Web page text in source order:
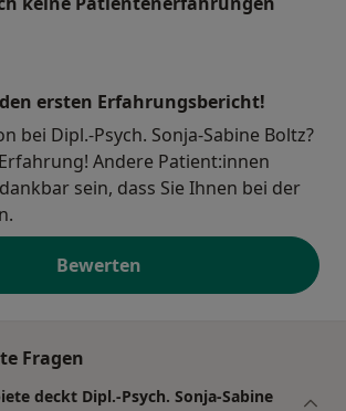
ersten Erfahrungsbericht!
bei Dipl.-Psych. Sonja-Sabine Boltz?
Andere Patient:innen
sein, dass Sie Ihnen bei der
Bewerten
Fragen
deckt Dipl.-Psych. Sonja-Sabine